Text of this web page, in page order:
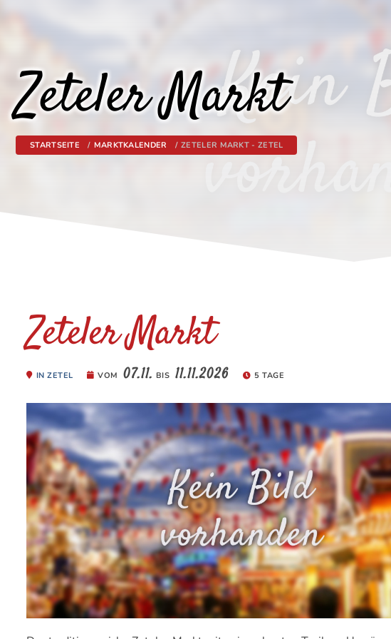
Zeteler Markt
STARTSEITE MARKTKALENDER ZETELER MARKT - ZETEL
Zeteler Markt
IN ZETEL VOM 07.11. BIS 11.11.2026 5 TAGE